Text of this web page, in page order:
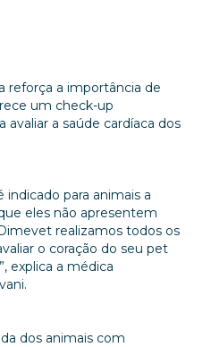
reforça a importância de
um check-up
a saúde cardíaca dos
indicado para animais a
eles não apresentem
realizamos todos os
o coração do seu pet
explica a médica
dos animais com